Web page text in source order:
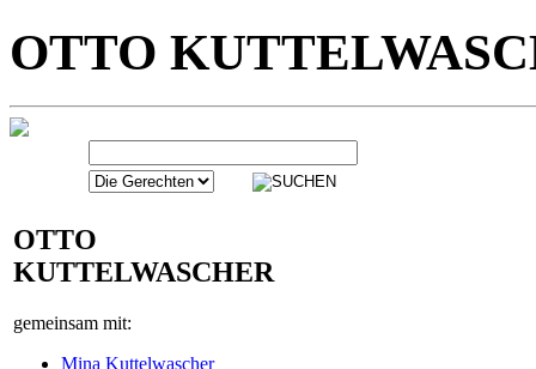
OTTO
KUTTELWASCHER